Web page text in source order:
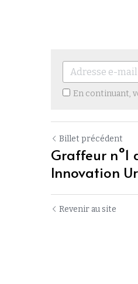
En continuant,
Billet précédent
Graffeur n°1
Innovation
Revenir au site